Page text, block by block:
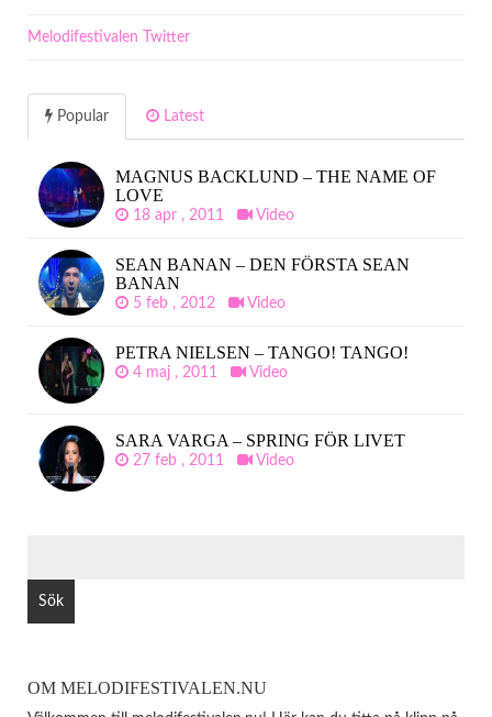
Melodifestivalen Twitter
Popular Latest
MAGNUS BACKLUND – THE NAME OF
LOVE
18 apr , 2011 Video
SEAN BANAN – DEN FÖRSTA SEAN
BANAN
5 feb , 2012 Video
PETRA NIELSEN – TANGO! TANGO!
4 maj , 2011 Video
SARA VARGA – SPRING FÖR LIVET
27 feb , 2011 Video
OM MELODIFESTIVALEN.NU